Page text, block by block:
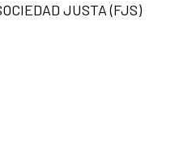
JUSTA (FJS)